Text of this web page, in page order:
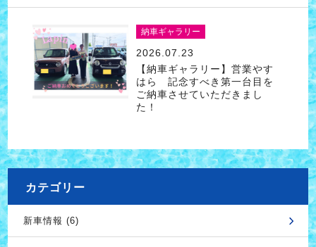
納車ギャラリー
2026.07.23
【納車ギャラリー】営業やす
はら 記念すべき第一台目を
ご納車させていただきまし
た！
カテゴリー
新車情報 (6)